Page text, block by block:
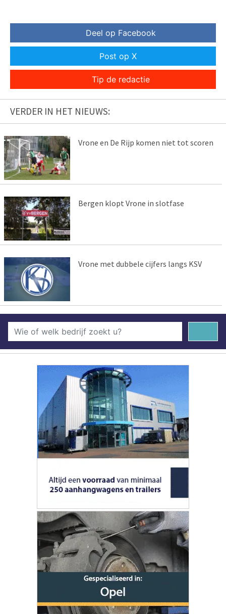
Deel op Facebook
Post op X
Tip de redactie
VERDER IN HET NIEUWS:
Vrone en De Rijp komen niet tot scoren
Bergen klopt Vrone in slotfase
Vrone met dubbele cijfers langs KSV